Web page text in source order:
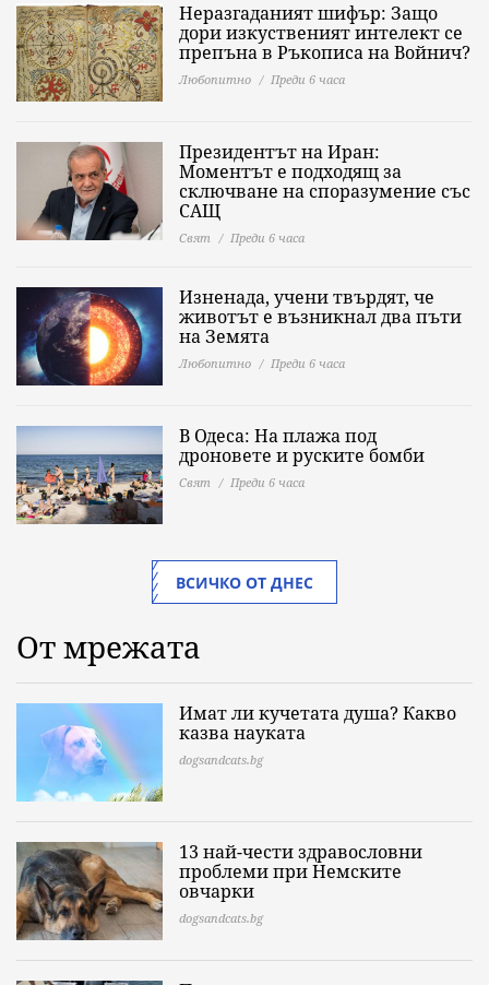
Неразгаданият шифър: Защо
дори изкуственият интелект се
препъна в Ръкописа на Войнич?
Любопитно Преди 6 часа
Президентът на Иран:
Моментът е подходящ за
сключване на споразумение със
САЩ
Свят Преди 6 часа
Изненада, учени твърдят, че
животът е възникнал два пъти
на Земята
Любопитно Преди 6 часа
В Одеса: На плажа под
дроновете и руските бомби
Свят Преди 6 часа
ВСИЧКО ОТ ДНЕС
От мрежата
Имат ли кучетата душа? Какво
казва науката
dogsandcats.bg
13 най-чести здравословни
проблеми при Немските
овчарки
dogsandcats.bg